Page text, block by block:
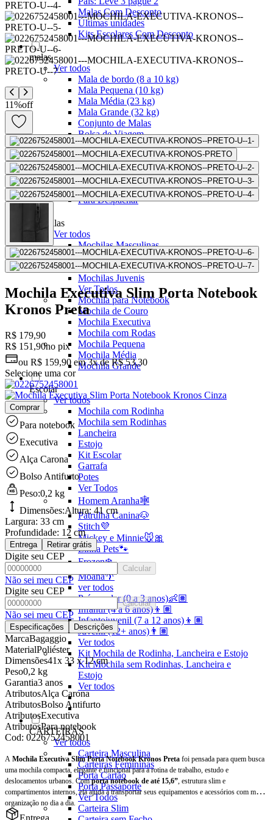
Malas Com Desconto
Últimas unidades
Kits Escolares Com Desconto
malas
Ver todos
Mala de bordo (8 a 10 kg)
Mala Pequena (10 kg)
Mala Média (23 kg)
Mala Grande (32 kg)
Conjunto de Malas
Bolsa de Viagem
ABS
Polipropileno
Policarbonato
Tecido
Para Levar à Bordo
Para Despachar
Mochilas
Ver todos
Mochilas Masculinas
Mochilas Femininas
Mochilas Escolares
Mochilas Juvenis
Ver Todos
Mochila para Notebook
Mochila de Couro
Mochila Executiva
Mochila com Rodas
Mochila Pequena
Mochila Média
Mochila Grande
Escolar
Ver todos
Mochila com Rodinha
Mochila sem Rodinhas
Lancheira
Estojo
Kit Escolar
Garrafa
Potes
Ver Todos
Homem Aranha🕸️
Patrulha Canina🐶
Stitch💜
Mickey e Minnie🐭🎀
Linha Pets🐾
Frozen❄️
Moana🌴
ver todos
Pré-escolar (0 a 3 anos)👶🏽
Infantil (4 a 6 anos)👦🏽
Infantojuvenil (7 a 12 anos)👦🏽
Juvenil (12+ anos)👨🏽
Ver todos
Kit Mochila de Rodinha, Lancheira e Estojo
Kit Mochila sem Rodinhas, Lancheira e
Estojo
Ver todos
CARTEIRAS
Ver todos
Carteira Masculina
Carteiras Femininas
Porta Cartão
Porta Passaporte
Ver Todos
Carteira Slim
11%off
Mochila Executiva Slim Porta Notebook
Kronos Preta
R$ 179,90
R$ 151,90no pix
ou R$ 159,90 em3x de R$ 53,30
Selecione uma cor
Comprar
Para notebook
Executiva
Alça Carona
Bolso Antifurto
Peso:0,2 kg
Dimensões:Altura: 41 cm
Largura: 33 cm
Profundidade: 12 cm
Entrega Retirar grátis
Digite seu CEP
Calcular
Não sei meu CEP
Digite seu CEP
Calcular
Não sei meu CEP
Especificações Descrições
MarcaBagaggio
MaterialPoliéster
Dimensões41x 33 x 12 cm
Peso0,2 kg
Garantia3 anos
AtributosAlça Carona
AtributosBolso Antifurto
AtributosExecutiva
AtributosPara notebook
Cod: 0226752458001
A Mochila Executiva Slim Porta Notebook Kronos Preta foi pensada para quem busca
uma mochila compacta, elegante e funcional para a rotina de trabalho, estudo e
deslocamentos urbanos. Comporta notebook de até 15,6”, estrutura slim e
compartimentos internos, ela ajuda a transportar seus equipamentos e acessórios com mais
organização no dia a dia.
Entrega